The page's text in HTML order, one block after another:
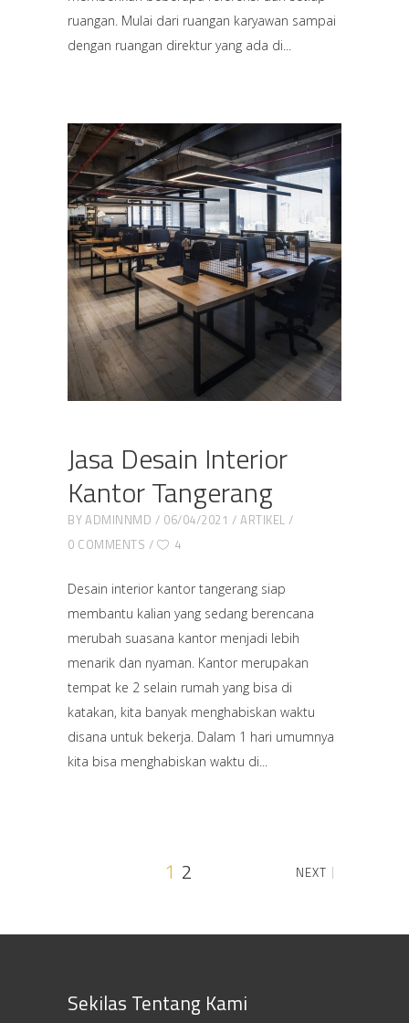
ruangan. Mulai dari ruangan karyawan sampai
dengan ruangan direktur yang ada di
Jasa Desain Interior
Kantor Tangerang
BYADMINNMD 06/04/2021
ARTIKEL
0 COMMENTS
4
Desain interior kantor tangerang siap
membantu kalian yang sedang berencana
merubah suasana kantor menjadi lebih
menarik dan nyaman. Kantor merupakan
tempat ke 2 selain rumah yang bisa di
katakan, kita banyak menghabiskan waktu
disana untuk bekerja. Dalam 1 hari umumnya
kita bisa menghabiskan waktu di
1 2 NEXT
Sekilas Tentang Kami